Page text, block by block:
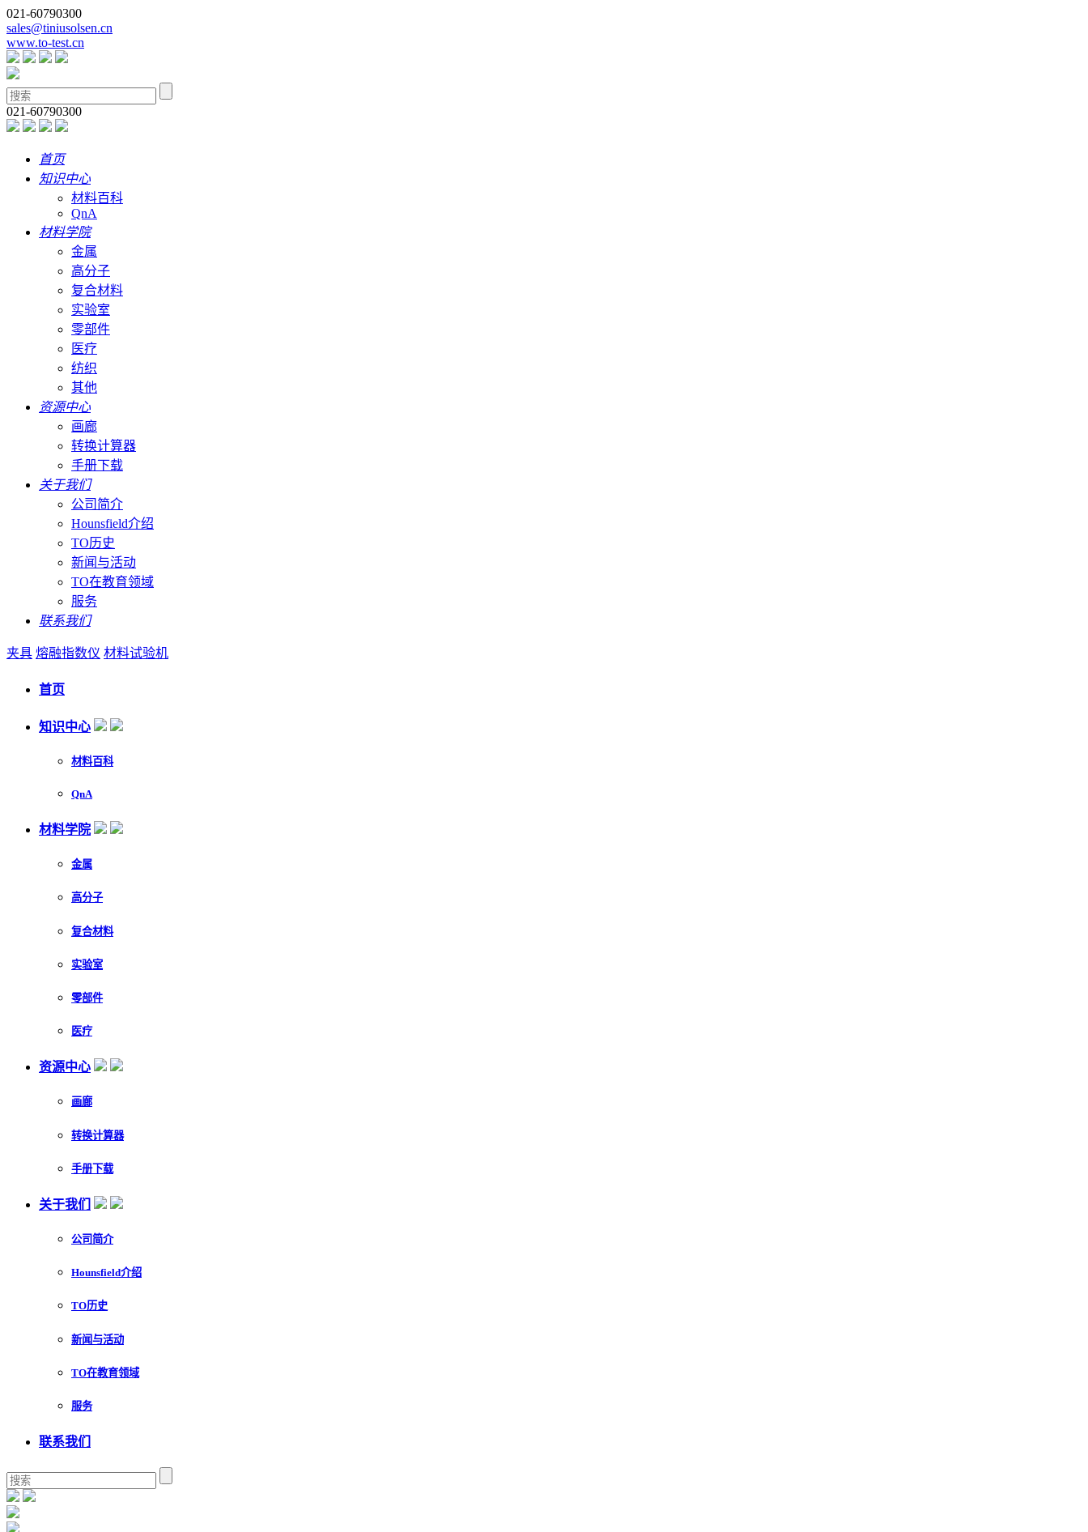
021-60790300
sales@tiniusolsen.cn
www.to-test.cn
021-60790300
首页
知识中心
材料百科
QnA
材料学院
金属
高分子
复合材料
实验室
零部件
医疗
纺织
其他
资源中心
画廊
转换计算器
手册下载
关于我们
公司简介
Hounsfield介绍
TO历史
新闻与活动
TO在教育领域
服务
联系我们
夹具 熔融指数仪 材料试验机
首页
知识中心
材料百科
QnA
材料学院
金属
高分子
复合材料
实验室
零部件
医疗
资源中心
画廊
转换计算器
手册下载
关于我们
公司简介
Hounsfield介绍
TO历史
新闻与活动
TO在教育领域
服务
联系我们